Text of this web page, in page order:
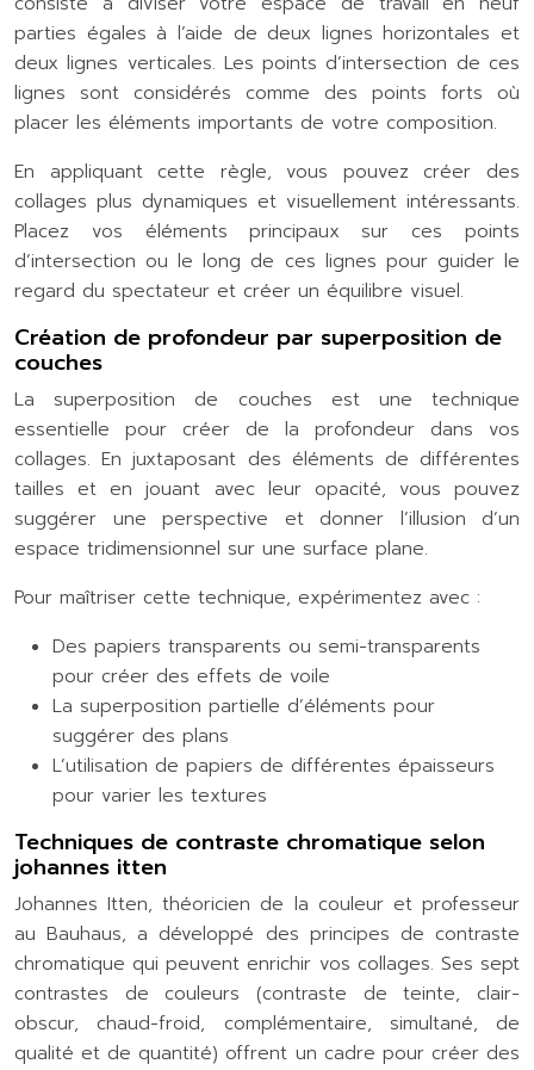
parties égales à l’aide de deux lignes horizontales et
deux lignes verticales. Les points d’intersection de ces
lignes sont considérés comme des points forts où
placer les éléments importants de votre composition.
En appliquant cette règle, vous pouvez créer des
collages plus dynamiques et visuellement intéressants.
Placez vos éléments principaux sur ces points
d’intersection ou le long de ces lignes pour guider le
regard du spectateur et créer un équilibre visuel.
Création de profondeur par superposition de
couches
La superposition de couches est une technique
essentielle pour créer de la profondeur dans vos
collages. En juxtaposant des éléments de différentes
tailles et en jouant avec leur opacité, vous pouvez
suggérer une perspective et donner l’illusion d’un
espace tridimensionnel sur une surface plane.
Pour maîtriser cette technique, expérimentez avec :
Des papiers transparents ou semi-transparents
pour créer des effets de voile
La superposition partielle d’éléments pour
suggérer des plans
L’utilisation de papiers de différentes épaisseurs
pour varier les textures
Techniques de contraste chromatique selon
johannes itten
Johannes Itten, théoricien de la couleur et professeur
au Bauhaus, a développé des principes de contraste
chromatique qui peuvent enrichir vos collages. Ses sept
contrastes de couleurs (contraste de teinte, clair-
obscur, chaud-froid, complémentaire, simultané, de
qualité et de quantité) offrent un cadre pour créer des